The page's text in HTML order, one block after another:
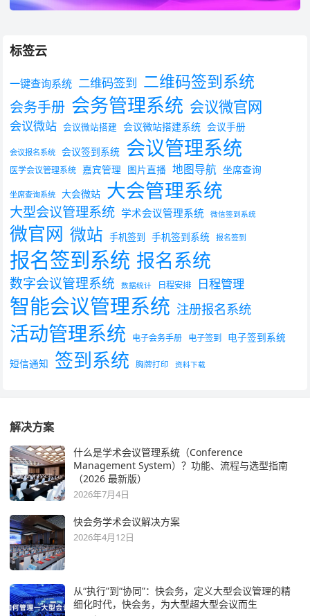
标签云
一键查询系统 二维码签到 二维码签到系统
会务手册 会务管理系统 会议微官网
会议微站 会议微站搭建 会议微站搭建系统 会议手册
会议报名系统 会议签到系统 会议管理系统
医学会议管理系统 嘉宾管理 图片直播 地图导航 坐席查询
坐席查询系统 大会微站 大会管理系统
大型会议管理系统 学术会议管理系统 微信签到系统
微官网 微站 手机签到 手机签到系统 报名签到
报名签到系统 报名系统
数字会议管理系统 数据统计 日程安排 日程管理
智能会议管理系统 注册报名系统
活动管理系统 电子会务手册 电子签到
电子签到系统
短信通知 签到系统 胸牌打印 资料下载
解决方案
什么是学术会议管理系统（Conference
Management System）？功能、流程与选型指南
（2026 最新版）
2026年7月4日
快会务学术会议解决方案
2026年4月12日
从“执行”到“协同”：快会务，定义大型会议管理的精
细化时代，快会务，为大型超大型会议而生